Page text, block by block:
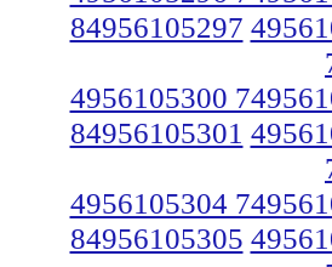
84956105297
4956105300
84956105301
4956105304
84956105305